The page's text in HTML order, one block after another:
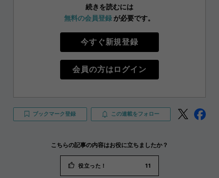
続きを読むには
無料の会員登録 が必要です。
今すぐ新規登録
会員の方はログイン
ブックマーク登録 この連載をフォロー
こちらの記事の内容はお役に立ちましたか？
役立った！ 11